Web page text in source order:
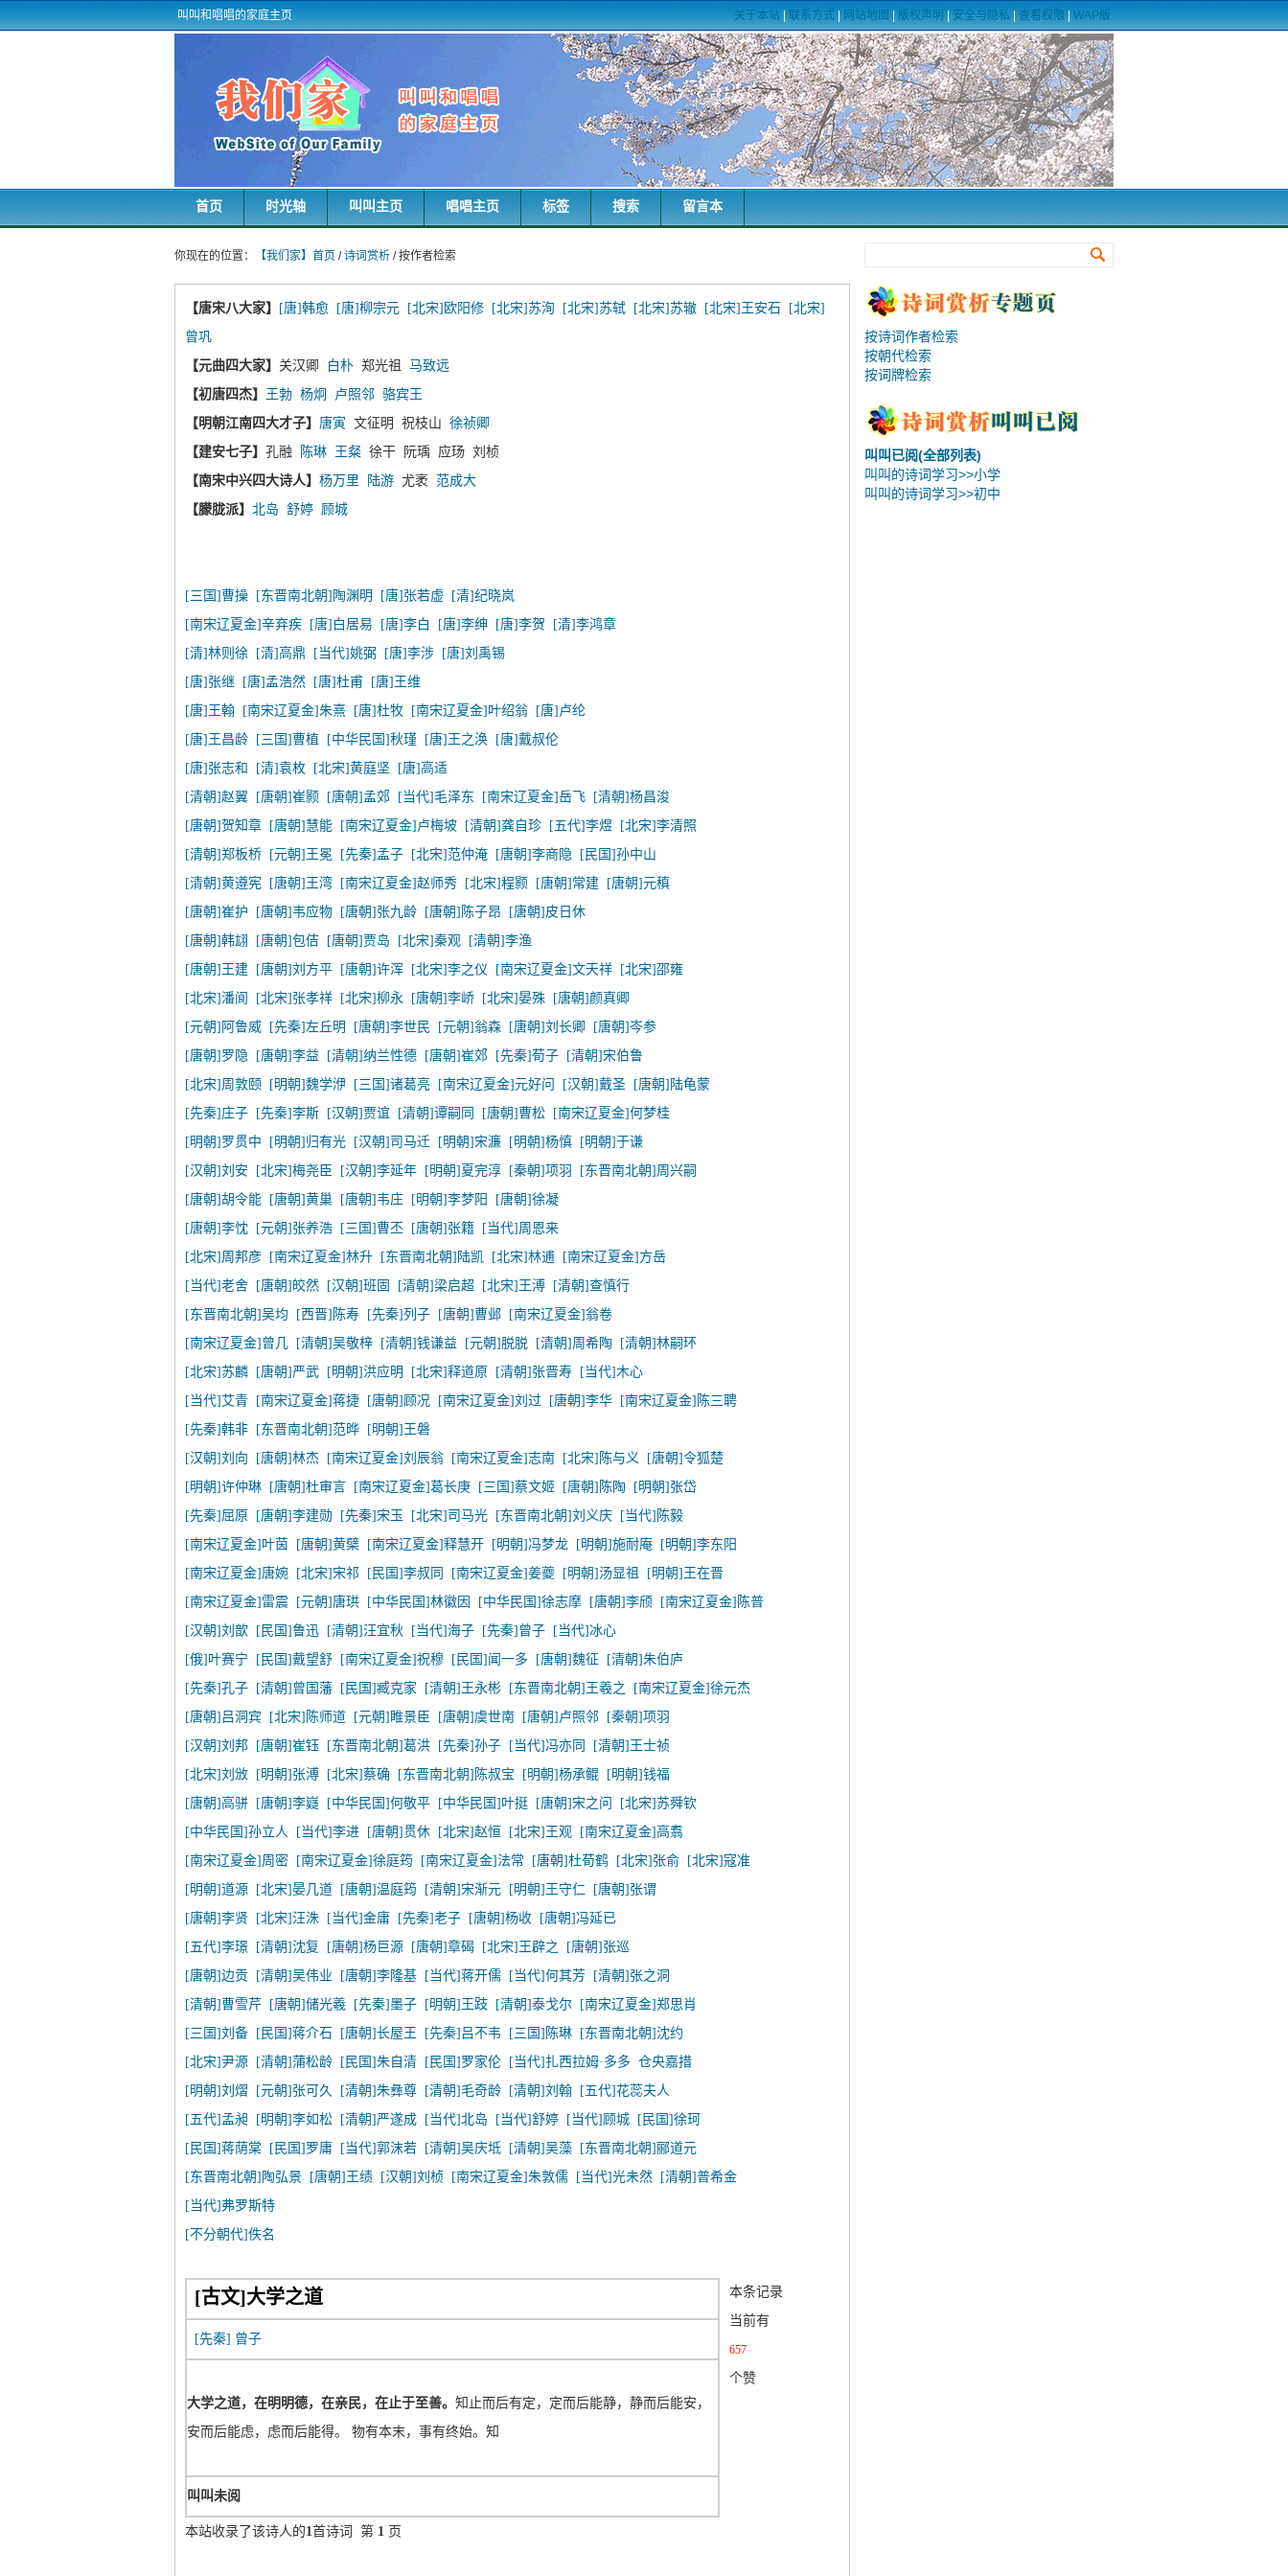
关于本站 联系方式 网站地图 版权声明 安全与隐私 查看权限 WAP版
叫叫和唱唱的家庭主页
首页 时光轴 叫叫主页 唱唱主页 标签 搜索 留言本
你现在的位置： 【我们家】首页 /诗词赏析 / 按作者检索
【唐宋八大家】 [唐]韩愈 [唐]柳宗元 [北宋]欧阳修 [北宋]苏洵 [北宋]苏轼 [北宋]苏辙 [北宋]王安石
[北宋]
曾巩
【元曲四大家】 关汉卿 白朴 郑光祖 马致远
【初唐四杰】
王勃 杨炯 卢照邻 骆宾王
【明朝江南四大才子】 唐寅 文征明 祝枝山 徐祯卿
【建安七子】 孔融 陈琳 王粲 徐干 阮瑀 应玚 刘桢
【南宋中兴四大诗人】 杨万里 陆游 尤袤 范成大
【朦胧派】 北岛 舒婷 顾城
[三国]曹操 [东晋南北朝]陶渊明 [唐]张若虚
[清]纪晓岚
[南宋辽夏金]辛弃疾
[唐]白居易 [唐]李白 [唐]李绅 [唐]李贺
[清]李鸿章
[清]林则徐
[清]高鼎 [当代]姚弼 [唐]李涉
[唐]刘禹锡
[唐]张继
[唐]孟浩然 [唐]杜甫
[唐]王维
[唐]王翰
[南宋辽夏金]朱熹 [唐]杜牧 [南宋辽夏金]叶绍翁
[唐]卢纶
[唐]王昌龄
[三国]曹植 [中华民国]秋瑾 [唐]王之涣
[唐]戴叔伦
[唐]张志和
[清]袁枚 [北宋]黄庭坚
[唐]高适
[清朝]赵翼
[唐朝]崔颢 [唐朝]孟郊 [当代]毛泽东 [南宋辽夏金]岳飞
[清朝]杨昌浚
[唐朝]贺知章
[唐朝]慧能 [南宋辽夏金]卢梅坡 [清朝]龚自珍 [五代]李煜
[北宋]李清照
[清朝]郑板桥
[元朝]王冕 [先秦]孟子 [北宋]范仲淹 [唐朝]李商隐
[民国]孙中山
[清朝]黄遵宪
[唐朝]王湾 [南宋辽夏金]赵师秀 [北宋]程颢 [唐朝]常建
[唐朝]元稹
[唐朝]崔护
[唐朝]韦应物 [唐朝]张九龄 [唐朝]陈子昂
[唐朝]皮日休
[唐朝]韩翃
[唐朝]包佶 [唐朝]贾岛 [北宋]秦观
[清朝]李渔
[唐朝]王建
[唐朝]刘方平 [唐朝]许浑 [北宋]李之仪 [南宋辽夏金]文天祥
[北宋]邵雍
[北宋]潘阆
[北宋]张孝祥 [北宋]柳永 [唐朝]李峤 [北宋]晏殊
[唐朝]颜真卿
[元朝]阿鲁威
[先秦]左丘明 [唐朝]李世民 [元朝]翁森 [唐朝]刘长卿
[唐朝]岑参
[唐朝]罗隐
[唐朝]李益 [清朝]纳兰性德 [唐朝]崔郊 [先秦]荀子
[清朝]宋伯鲁
[北宋]周敦颐
[明朝]魏学洢 [三国]诸葛亮 [南宋辽夏金]元好问 [汉朝]戴圣
[唐朝]陆龟蒙
[先秦]庄子
[先秦]李斯 [汉朝]贾谊 [清朝]谭嗣同 [唐朝]曹松
[南宋辽夏金]何梦桂
[明朝]罗贯中
[明朝]归有光 [汉朝]司马迁 [明朝]宋濂 [明朝]杨慎
[明朝]于谦
[汉朝]刘安
[北宋]梅尧臣 [汉朝]李延年 [明朝]夏完淳 [秦朝]项羽
[东晋南北朝]周兴嗣
[唐朝]胡令能
[唐朝]黄巢 [唐朝]韦庄 [明朝]李梦阳
[唐朝]徐凝
[唐朝]李忱
[元朝]张养浩 [三国]曹丕 [唐朝]张籍
[当代]周恩来
[北宋]周邦彦
[南宋辽夏金]林升 [东晋南北朝]陆凯 [北宋]林逋
[南宋辽夏金]方岳
[当代]老舍
[唐朝]皎然 [汉朝]班固 [清朝]梁启超 [北宋]王溥
[清朝]查慎行
[东晋南北朝]吴均
[西晋]陈寿 [先秦]列子 [唐朝]曹邺
[南宋辽夏金]翁卷
[南宋辽夏金]曾几
[清朝]吴敬梓 [清朝]钱谦益 [元朝]脱脱 [清朝]周希陶
[清朝]林嗣环
[北宋]苏麟
[唐朝]严武 [明朝]洪应明 [北宋]释道原 [清朝]张晋寿
[当代]木心
[当代]艾青
[南宋辽夏金]蒋捷 [唐朝]顾况 [南宋辽夏金]刘过 [唐朝]李华
[南宋辽夏金]陈三聘
[先秦]韩非
[东晋南北朝]范晔
[明朝]王磐
[汉朝]刘向
[唐朝]林杰 [南宋辽夏金]刘辰翁 [南宋辽夏金]志南 [北宋]陈与义
[唐朝]令狐楚
[明朝]许仲琳
[唐朝]杜审言 [南宋辽夏金]葛长庚 [三国]蔡文姬 [唐朝]陈陶
[明朝]张岱
[先秦]屈原
[唐朝]李建勋 [先秦]宋玉 [北宋]司马光 [东晋南北朝]刘义庆
[当代]陈毅
[南宋辽夏金]叶茵
[唐朝]黄檗 [南宋辽夏金]释慧开 [明朝]冯梦龙 [明朝]施耐庵
[明朝]李东阳
[南宋辽夏金]唐婉
[北宋]宋祁 [民国]李叔同 [南宋辽夏金]姜夔 [明朝]汤显祖
[明朝]王在晋
[南宋辽夏金]雷震
[元朝]唐珙 [中华民国]林徽因 [中华民国]徐志摩 [唐朝]李颀
[南宋辽夏金]陈普
[汉朝]刘歆
[民国]鲁迅 [清朝]汪宜秋 [当代]海子 [先秦]曾子
[当代]冰心
[俄]叶赛宁
[民国]戴望舒 [南宋辽夏金]祝穆 [民国]闻一多 [唐朝]魏征
[清朝]朱伯庐
[先秦]孔子
[清朝]曾国藩 [民国]臧克家 [清朝]王永彬 [东晋南北朝]王羲之
[南宋辽夏金]徐元杰
[唐朝]吕洞宾
[北宋]陈师道 [元朝]睢景臣 [唐朝]虞世南 [唐朝]卢照邻
[秦朝]项羽
[汉朝]刘邦
[唐朝]崔钰 [东晋南北朝]葛洪 [先秦]孙子 [当代]冯亦同
[清朝]王士祯
[北宋]刘攽
[明朝]张溥 [北宋]蔡确 [东晋南北朝]陈叔宝 [明朝]杨承鲲
[明朝]钱福
[唐朝]高骈
[唐朝]李嶷 [中华民国]何敬平 [中华民国]叶挺 [唐朝]宋之问
[北宋]苏舜钦
[中华民国]孙立人
[当代]李进 [唐朝]贯休 [北宋]赵恒 [北宋]王观
[南宋辽夏金]高翥
[南宋辽夏金]周密
[南宋辽夏金]徐庭筠 [南宋辽夏金]法常 [唐朝]杜荀鹤 [北宋]张俞
[北宋]寇准
[明朝]道源
[北宋]晏几道 [唐朝]温庭筠 [清朝]宋渐元 [明朝]王守仁
[唐朝]张谓
[唐朝]李贤
[北宋]汪洙 [当代]金庸 [先秦]老子 [唐朝]杨收
[唐朝]冯延已
[五代]李璟
[清朝]沈复 [唐朝]杨巨源 [唐朝]章碣 [北宋]王辟之
[唐朝]张巡
[唐朝]边贡
[清朝]吴伟业 [唐朝]李隆基 [当代]蒋开儒 [当代]何其芳
[清朝]张之洞
[清朝]曹雪芹
[唐朝]储光羲 [先秦]墨子 [明朝]王跂 [清朝]泰戈尔
[南宋辽夏金]郑思肖
[三国]刘备
[民国]蒋介石 [唐朝]长屋王 [先秦]吕不韦 [三国]陈琳
[东晋南北朝]沈约
[北宋]尹源
[清朝]蒲松龄 [民国]朱自清 [民国]罗家伦 [当代]扎西拉姆·多多 仓央嘉措
[明朝]刘熠
[元朝]张可久 [清朝]朱彝尊 [清朝]毛奇龄 [清朝]刘翰
[五代]花蕊夫人
[五代]孟昶
[明朝]李如松 [清朝]严遂成 [当代]北岛 [当代]舒婷 [当代]顾城
[民国]徐珂
[民国]蒋荫棠
[民国]罗庸 [当代]郭沫若 [清朝]吴庆坻 [清朝]吴藻
[东晋南北朝]郦道元
[东晋南北朝]陶弘景
[唐朝]王绩 [汉朝]刘桢 [南宋辽夏金]朱敦儒 [当代]光未然
[清朝]普希金
[当代]弗罗斯特
[不分朝代]佚名
[古文]大学之道
[先秦] 曾子
大学之道，在明明德，在亲民，在止于至善。 知止而后有定，定而后能静，静而后能安，
安而后能虑，虑而后能得。 物有本末，事有终始。知
叫叫未阅
本条记录
当前有
657
个赞
本站收录了该诗人的1首诗词 第 1 页
按诗词作者检索
按朝代检索
按词牌检索
叫叫已阅(全部列表)
叫叫的诗词学习>>小学
叫叫的诗词学习>>初中